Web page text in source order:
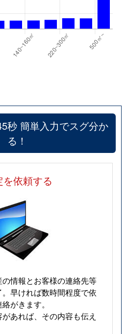
秒 簡単入力でスグ分か
る！
を依頼する
情報とお客様の連絡先等
早ければ数時間程度で依
がきます。
あれば、その内容も伝え